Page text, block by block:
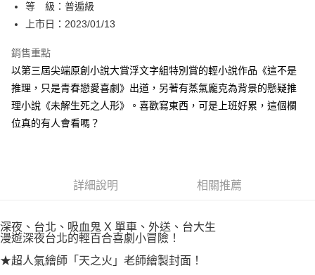
１．於結帳方式選擇「AFTEE先享後付」後，將跳轉至「AFTEE先享後付」
結帳頁面，進行簡訊認證並確認金額後，即可完成結帳。
２．訂單成立數日內，您將收到繳費通知簡訊。
ATM／網路銀行／等多元方式進行付款，方視為交易完成。
※ 請注意：結帳手續完成當下不需立刻繳費，但若您需要取消訂單，請聯絡
購買商品的店家。未經商家同意取消之訂單仍視為有效，需透過AFTEE先享
後付繳納相關費用。
※ 交易是否成功請以「AFTEE先享後付 」之結帳頁面顯示為準，若有關於
是否繳費成功／繳費後需取消欲退款等相關疑問，請聯繫「AFTEE先享後付
易，需依本服務之必要範圍內提供個人資料，並將交易相關給付款項請求債
https://aftee.tw/terms/#terms3
３．未成年的使用者請事先徵得法定代理人或監護人之同意方可使用
「AFTEE先享後付」，若未經同意申辦者引起之損失，本公司不負相關責
任。
付款後全家取貨
每筆NT$80，滿NT$500(含以上)免運費
付款後萊爾富取貨
每筆NT$80，滿NT$500(含以上)免運費
宅配
每筆NT$100，滿NT$800(含以上)免運費
等 級：普遍級
上市日：2023/01/13
銷售重點
以第三屆尖端原創小說大賞浮文字組特別賞的輕小說作品《這不是
推理，只是青春戀愛喜劇》出道，另著有蒸氣龐克為背景的懸疑推
理小說《未解生死之人形》。喜歡寫東西，可是上班好累，這個欄
位真的有人會看嗎？
詳細說明 相關推薦
深夜、台北、吸血鬼 X 單車、外送、台大生
漫遊深夜台北的輕百合喜劇小冒險！
★超人氣繪師「天之火」老師繪製封面！